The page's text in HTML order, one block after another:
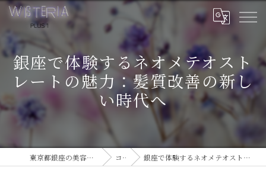
銀座で体験するネオメテオスト
レートの魅力：髪質改善の新し
い時代へ
東京都銀座の美容室ならWISTERIA PLUS 1 コラム 銀座で体験するネオメテオストレートの魅力：髪質改善の新しい時代へ